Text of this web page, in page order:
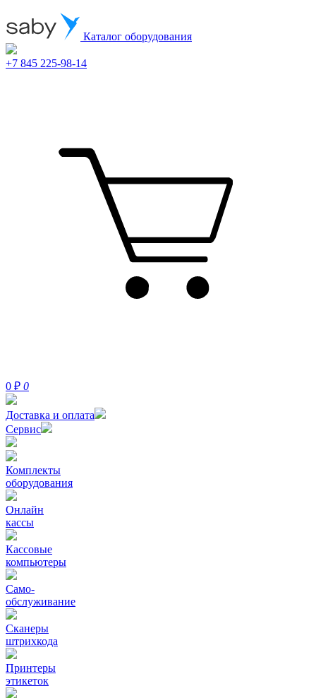
Каталог оборудования
+7 845 225-98-14
0 ₽ 0
Доставка и оплата
Сервис
Комплекты
оборудования
Онлайн
кассы
Кассовые
компьютеры
Само-
обслуживание
Сканеры
штрихкода
Принтеры
этикеток